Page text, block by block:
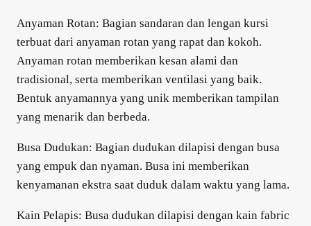
Anyaman Rotan: Bagian sandaran dan lengan kursi
terbuat dari anyaman rotan yang rapat dan kokoh.
Anyaman rotan memberikan kesan alami dan
tradisional, serta memberikan ventilasi yang baik.
Bentuk anyamannya yang unik memberikan tampilan
yang menarik dan berbeda.
Busa Dudukan: Bagian dudukan dilapisi dengan busa
yang empuk dan nyaman. Busa ini memberikan
kenyamanan ekstra saat duduk dalam waktu yang lama.
Kain Pelapis: Busa dudukan dilapisi dengan kain fabric